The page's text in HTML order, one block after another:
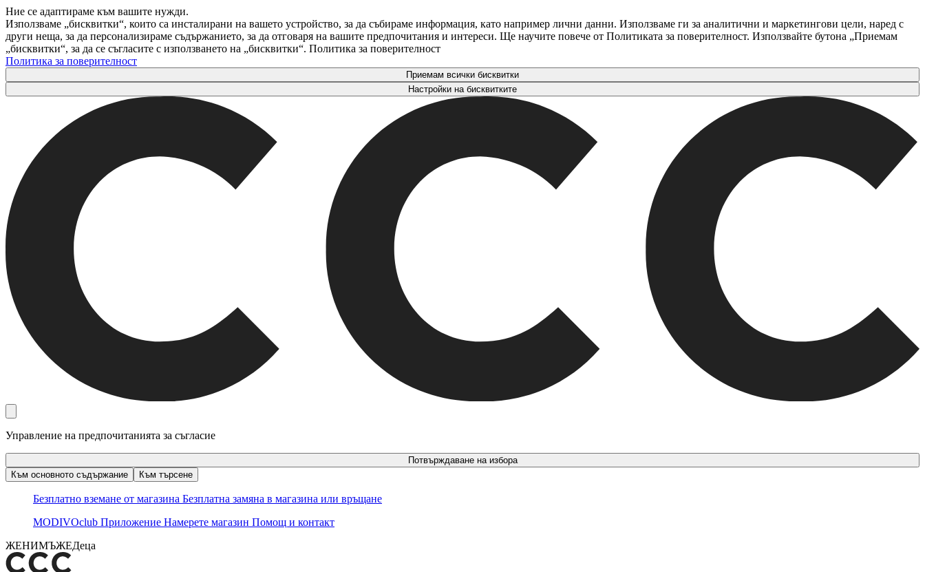
Ние се адаптираме към вашите нужди.
Използваме „бисквитки“, които са инсталирани на вашето устройство, за да събираме информация, като например лични данни. Използваме ги за аналитични и маркетингови цели, наред с
други неща, за да персонализираме съдържанието, за да отговаря на вашите предпочитания и интереси. Ще научите повече от Политиката за поверителност. Използвайте бутона „Приемам
„бисквитки“, за да се съгласите с използването на „бисквитки“. Политика за поверителност
Политика за поверителност
Приемам всички бисквитки
Настройки на бисквитките
Управление на предпочитанията за съгласие
Потвърждаване на избора
Към основното съдържание
Към търсене
Безплатно вземане от магазина Безплатна замяна в магазина или връщане
MODIVOclub Приложение Намерете магазин Помощ и контакт
ЖЕНИМЪЖЕДеца